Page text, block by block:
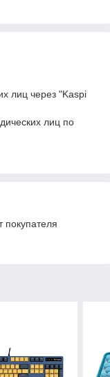
лиц через "Kaspi
лиц по
покупателя